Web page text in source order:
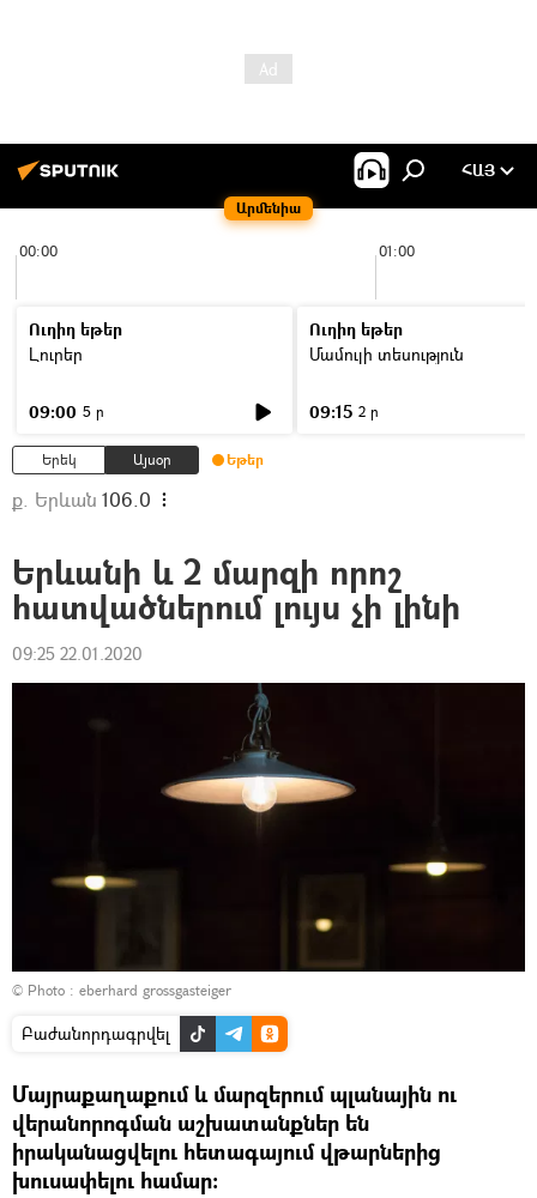
Արմենիա
ՀԱՅ
00:00 01:00
Ուղիղ եթեր
Լուրեր
09:00 5 ր
Ուղիղ եթեր
Մամուլի տեսություն
09:15 2 ր
Երեկ Այսօր Եթեր
ք. Երևան 106.0
Երևանի և 2 մարզի որոշ
հատվածներում լույս չի լինի
09:25 22.01.2020
© Photo : eberhard grossgasteiger
Բաժանորդագրվել
Մայրաքաղաքում և մարզերում պլանային ու
վերանորոգման աշխատանքներ են
իրականացվելու հետագայում վթարներից
խուսափելու համար։